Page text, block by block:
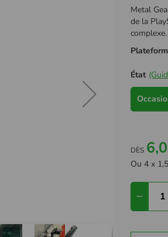
Metal
de la
complexe.
État
DÈS
Ou 4 x